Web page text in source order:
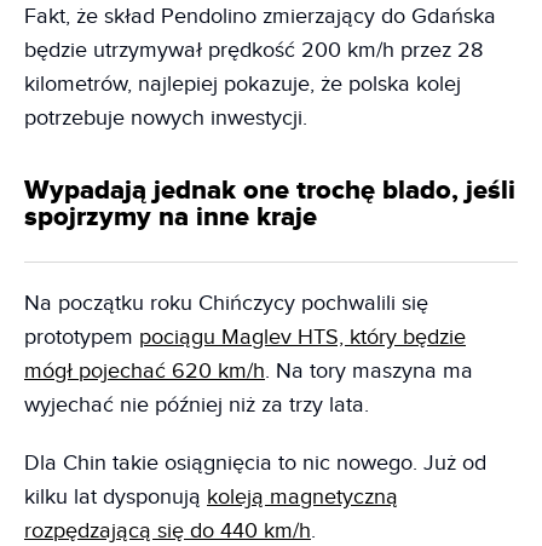
Fakt, że skład Pendolino zmierzający do Gdańska
będzie utrzymywał prędkość 200 km/h przez 28
kilometrów, najlepiej pokazuje, że polska kolej
potrzebuje nowych inwestycji.
Wypadają jednak one trochę blado, jeśli
spojrzymy na inne kraje
Na początku roku Chińczycy pochwalili się
prototypem pociągu Maglev HTS, który będzie
mógł pojechać 620 km/h. Na tory maszyna ma
wyjechać nie później niż za trzy lata.
Dla Chin takie osiągnięcia to nic nowego. Już od
kilku lat dysponują koleją magnetyczną
rozpędzającą się do 440 km/h.